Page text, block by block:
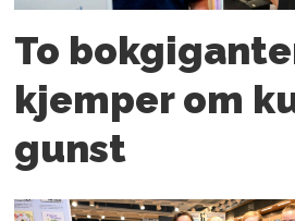
To
kjemper om
gunst